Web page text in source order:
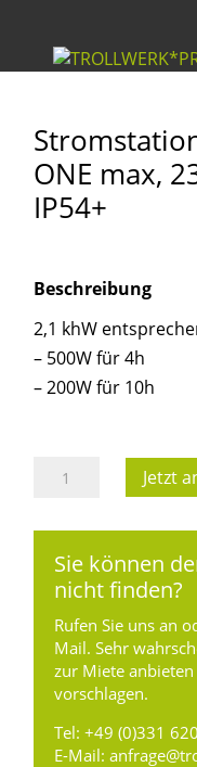
ONE max,
IP54+
Beschreibung
2,1 khW
– 500W für 4h
– 200W für 10h
Stromstation
instagrid
ONE
max,
230V,
3,6kW,
2,1kWh,
IP54+
Menge
Jetzt
Sie können
nicht finden?
Rufen Sie uns an
Mail. Sehr
zur Miete
vorschlagen.
Tel:+49 (0)331
E-Mail: